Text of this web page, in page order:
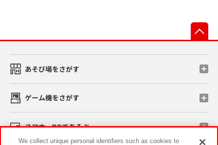
あそび場をさがす
ゲーム機をさがす
スマホ・PCであそぶ
We collect unique personal identifiers such as cookies to